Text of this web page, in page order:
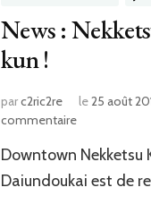
News :
kun !
parc2ric2re le25 août
commentairesur
:
Nekketsu
Downtown Nekketsu
Daiundoukai est de